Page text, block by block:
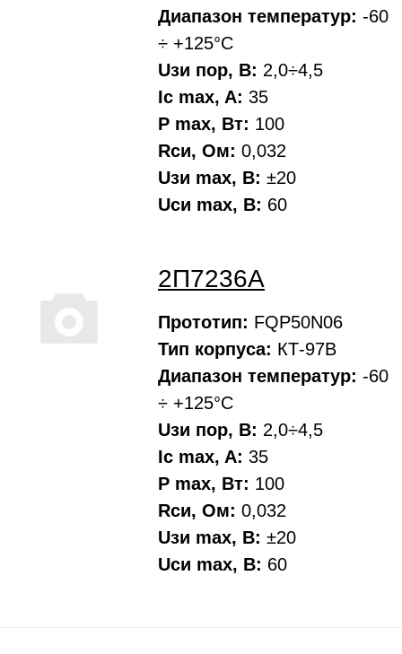
Диапазон температур: -60
÷ +125°С
Uзи пор, В: 2,0÷4,5
Ic max, A: 35
P max, Вт: 100
Rси, Oм: 0,032
Uзи max, В: ±20
Uси max, В: 60
2П7236А
Прототип: FQP50N06
Тип корпуса: КТ-97В
Диапазон температур: -60
÷ +125°С
Uзи пор, В: 2,0÷4,5
Ic max, A: 35
P max, Вт: 100
Rси, Oм: 0,032
Uзи max, В: ±20
Uси max, В: 60